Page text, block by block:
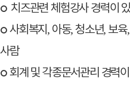
○ 치즈관련 체험강사 경력이
○ 사회복지 , 아동,청소년, 보육,
사람
○ 회계 및 각종문서관리 경력